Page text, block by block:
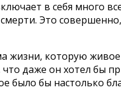
в себя много
Это
жизни, которую
даже он хотел
было бы настолько